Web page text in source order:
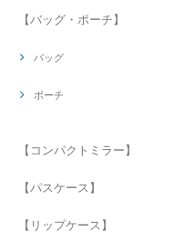
【バッグ・ポーチ】
バッグ
ポーチ
【コンパクトミラー】
【パスケース】
【リップケース】